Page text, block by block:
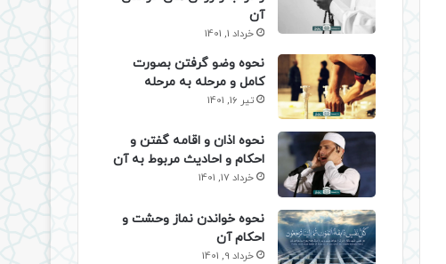
آن
خرداد 1, 1401
نحوه وضو گرفتن بصورت
کامل و مرحله به مرحله
تیر 16, 1401
نحوه اذان و اقامه گفتن و
احکام و احادیث مربوط به آن
خرداد 17, 1401
نحوه خواندن نماز وحشت و
احکام آن
خرداد 9, 1401